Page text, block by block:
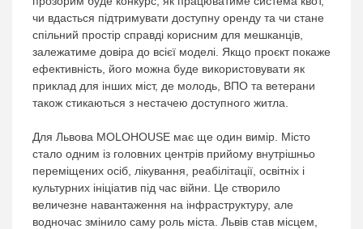
чи вдасться підтримувати доступну оренду та чи стане
спільний простір справді корисним для мешканців,
залежатиме довіра до всієї моделі. Якщо проєкт покаже
ефективність, його можна буде використовувати як
приклад для інших міст, де молодь, ВПО та ветерани
також стикаються з нестачею доступного житла.
Для Львова MOLOHOUSE має ще один вимір. Місто
стало одним із головних центрів прийому внутрішньо
переміщених осіб, лікування, реабілітації, освітніх і
культурних ініціатив під час війни. Це створило
величезне навантаження на інфраструктуру, але
водночас змінило саму роль міста. Львів став місцем,